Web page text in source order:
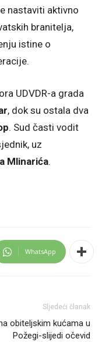
nastaviti aktivno
branitelja,
istine o
UDVDR-a grada
, dok su ostala dva
. Sud časti vodit
uz
Mlinarića.
WhatsApp
Sljedeći članak
obiteljskim kućama u
Požegi-slijedi očevid